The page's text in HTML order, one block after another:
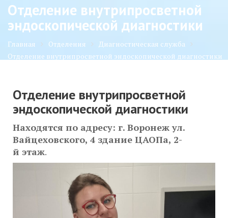
КЛИНИЧЕСКИЙ ОНКОЛОГИЧЕСКИЙ
ЦЕНТР"
Отделение внутрипросветной
эндоскопической диагностики
Главная Отделения
Диагностическая служба
Отделение внутрипросветной эндоскопической диагностики
Отделение внутрипросветной
эндоскопической диагностики
Находятся по адресу: г. Воронеж ул.
Вайцеховского, 4 здание ЦАОПа, 2-
й этаж.